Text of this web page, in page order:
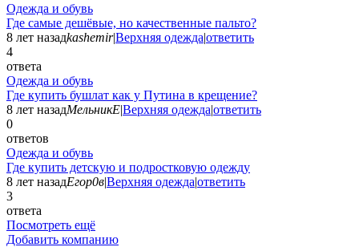
Одежда и обувь
Где самые дешёвые, но качественные пальто?
8 лет назадkashemir|Верхняя одежда|ответить
4
ответа
Одежда и обувь
Где купить бушлат как у Путина в крещение?
8 лет назадМельникЕ|Верхняя одежда|ответить
0
ответов
Одежда и обувь
Где купить детскую и подростковую одежду
8 лет назадЕгор0в|Верхняя одежда|ответить
3
ответа
Посмотреть ещё
Добавить компанию